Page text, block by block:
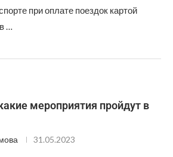
при оплате поездок картой
…
мероприятия пройдут в
31.05.2023